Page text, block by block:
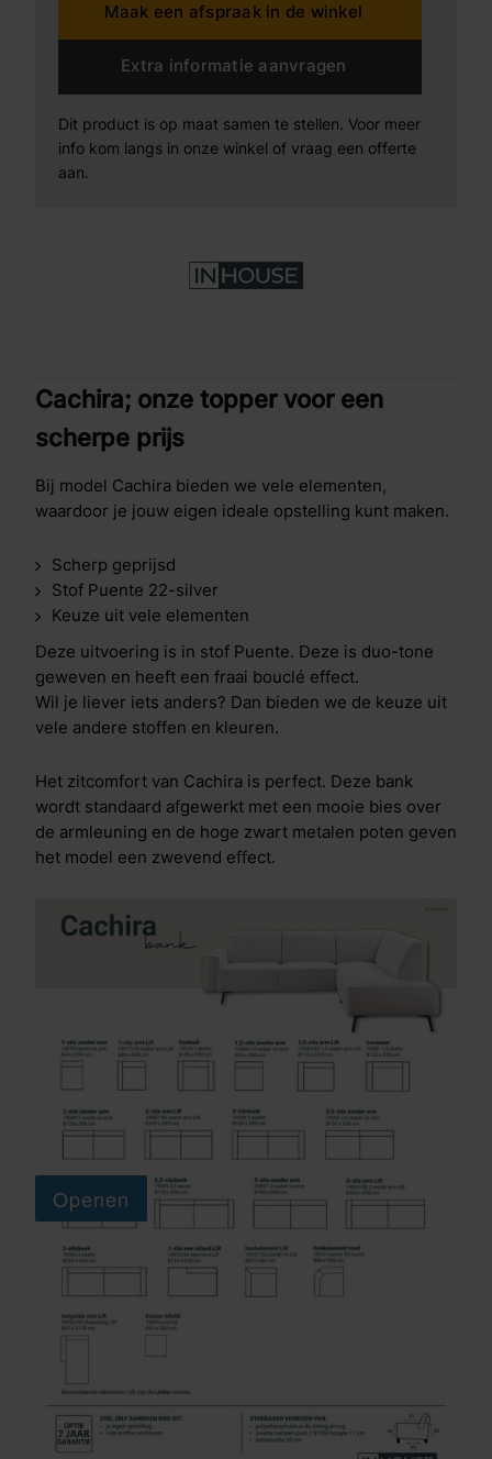
Maak een afspraak in de winkel
Extra informatie aanvragen
Dit product is op maat samen te stellen. Voor meer
info kom langs in onze winkel of vraag een offerte
aan.
Cachira; onze topper voor een
scherpe prijs
Bij model Cachira bieden we vele elementen,
waardoor je jouw eigen ideale opstelling kunt maken.
Scherp geprijsd
Stof Puente 22-silver
Keuze uit vele elementen
Deze uitvoering is in stof Puente. Deze is duo-tone
geweven en heeft een fraai bouclé effect.
Wil je liever iets anders? Dan bieden we de keuze uit
vele andere stoffen en kleuren.
Het zitcomfort van Cachira is perfect. Deze bank
wordt standaard afgewerkt met een mooie bies over
de armleuning en de hoge zwart metalen poten geven
het model een zwevend effect.